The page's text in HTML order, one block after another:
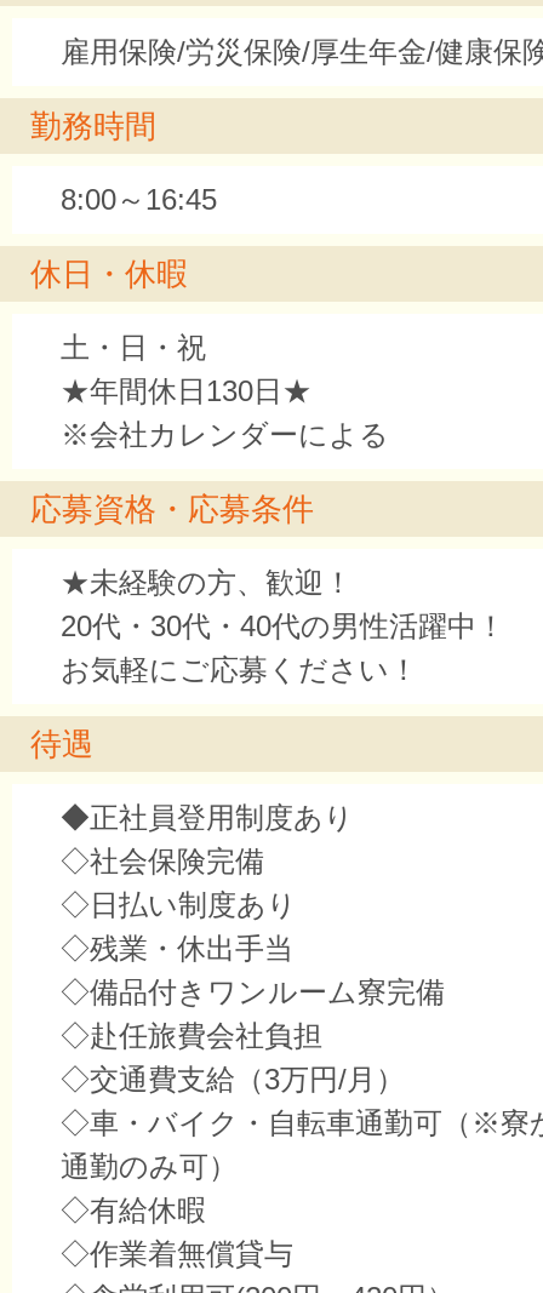
雇用保険/労災保険/厚生年金/健康保
勤務時間
8:00～16:45
休日・休暇
土・日・祝
★年間休日130日★
※会社カレンダーによる
応募資格・応募条件
★未経験の方、歓迎！
20代・30代・40代の男性活躍中！
お気軽にご応募ください！
待遇
◆正社員登用制度あり
◇社会保険完備
◇日払い制度あり
◇残業・休出手当
◇備品付きワンルーム寮完備
◇赴任旅費会社負担
◇交通費支給（3万円/月）
◇車・バイク・自転車通勤可（※寮
通勤のみ可）
◇有給休暇
◇作業着無償貸与